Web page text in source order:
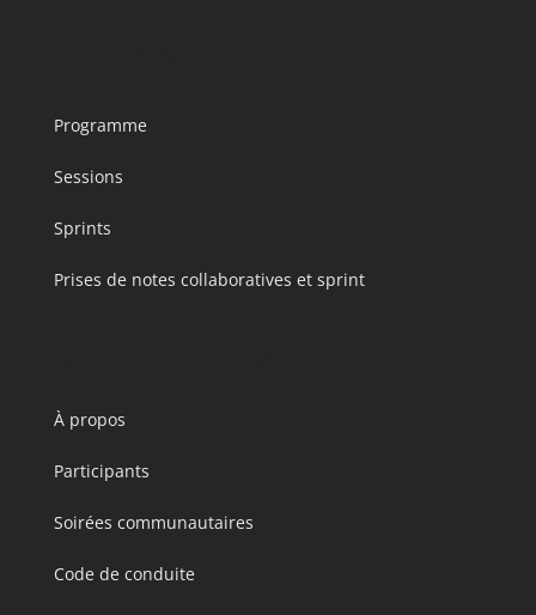
Programme
Sessions
Sprints
Prises de notes collaboratives et sprint
À propos
Participants
Soirées communautaires
Code de conduite